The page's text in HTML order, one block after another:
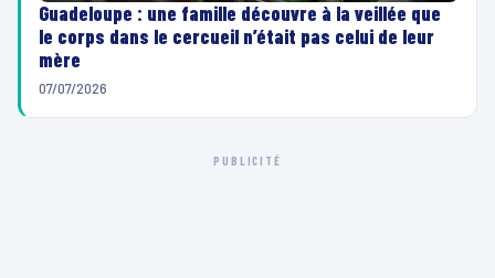
Guadeloupe : une famille découvre à la veillée que
le corps dans le cercueil n’était pas celui de leur
mère
07/07/2026
PUBLICITÉ